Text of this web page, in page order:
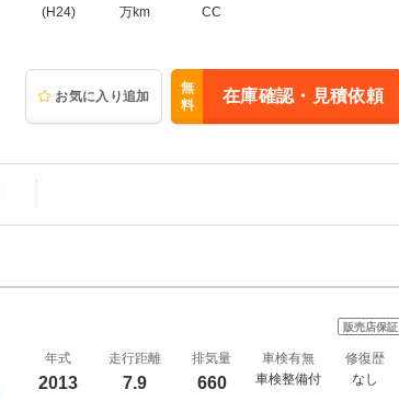
(H24) 万km CC
お気に入り追加
無
料
在庫確認・見積依頼
販売店保証
年式
2013
走行距離
7.9
排気量
660
車検有無
車検整備付
修復歴
なし